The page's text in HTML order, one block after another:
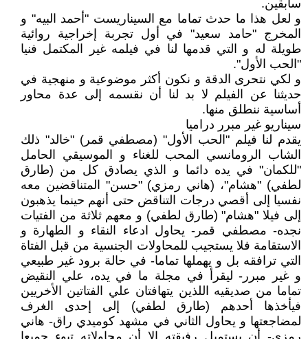
سابقين.
و لعل هذا ما حدث تماما مع السيناريست "أحمد البيه" و
المخرج "حامد سعيد" في أول تجربة إخراجية روائية
طويلة له و التي قدمها لنا في فيلمه غير المكتمل فنيا
"الحب الأول".
و لكي نتحرى الدقة و نكون أكثر موضوعية و منهجية في
حديثنا عن الفيلم لا بد لنا أن نقسمه إلى عدة محاور
أساسية ننطلق منها.
سيناريو غير مبرر دراميا
يقدم لنا فيلم "الحب الأول" (مصطفي قمر) "خالد" ذلك
الشاب الرومانسي المحب للغناء و الموسيقي الحامل
"للكمان" في يده دائما و الذي يصادق كل من (طارق
لطفي) "هشام"، (هاني رمزي) "حسن" المتناقضين معه
نفسيا إلى أقصي درجات التناقض حتى أنهم حينما يذهبون
إلى فيلا "هشام" (طارق لطفي) و معهم ثلاثة من الفتيات
نجده- مصطفي قمر- يحاول ادعاء النقاء و الطهارة و
الاستقامة فلا يستجيب للمحاولات الجنسية من قبل الفتاة
التي ترافقه بل و يهملها تماما- في حالة برود غير طبيعي
و غير مبرر- ليقرأ في مجلة ما في يده، علي النقيض
تماما من صديقيه اللذين يتهافتان علي الفتاتين الأخريين
فيأخذها أحدهم (طارق لطفي) إلى إحدى الغرف
لمضاجعتها و يحاول الثاني في مشهد كوميدي راق- هاني